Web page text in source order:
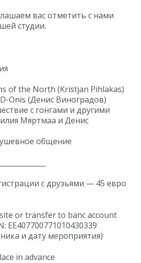
вас отметить с нами
студии.
of the North (Kristjan Pihlakas)
Onis (Денис Виноградов)
с гонгами и другими
Мяртмаа и Денис
общение
с друзьями — 45 евро
or transfer to banc account
EE407700771010430339
и дату мероприятия)
in advance